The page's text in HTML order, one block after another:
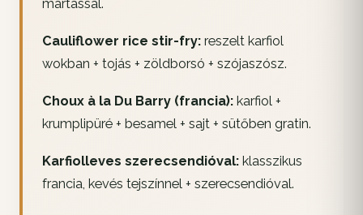
mártással.
Cauliflower rice stir-fry: reszelt karfiol
wokban + tojás + zöldborsó + szójaszósz.
Choux à la Du Barry (francia): karfiol +
krumplipüré + besamel + sajt + sütőben gratin.
Karfiolleves szerecsendióval: klasszikus
francia, kevés tejszínnel + szerecsendióval.